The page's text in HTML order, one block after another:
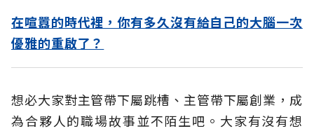
在喧囂的時代裡，你有多久沒有給自己的大腦一次
優雅的重啟了？
想必大家對主管帶下屬跳槽、主管帶下屬創業，成
為合夥人的職場故事並不陌生吧。大家有沒有想